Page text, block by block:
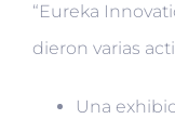
“Eureka
dieron varias
Una